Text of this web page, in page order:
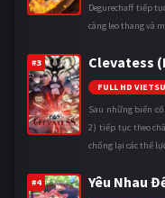
Degurechaff tiếp
càng leo thang và
#3 Clevatess
FULL HD
Sau những biến
2) tiếp tục theo
chống lại các thế
#4 Yêu Nhau